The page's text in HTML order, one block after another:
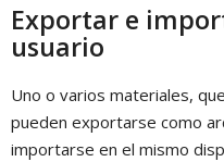
Exportar e
usuario
Uno o varios materiales,
pueden exportarse como
importarse en el mismo